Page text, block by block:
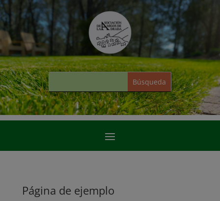
Página de ejemplo